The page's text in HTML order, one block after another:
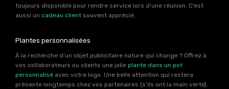
toujours disponible pour rendre service lors d’une réunion. C’est
aussi un cadeau client souvent apprécié.
Plantes personnalisées
À la recherche d’un objet publicitaire nature qui change ? Offrez à
vos collaborateurs ou clients une jolie plante dans un pot
personnalisé avec votre logo. Une belle attention qui restera
présente longtemps chez vos partenaires (s’ils ont la main verte).